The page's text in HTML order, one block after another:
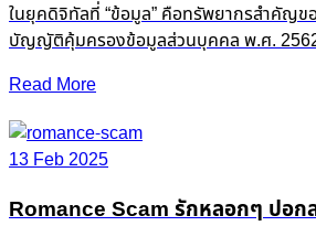
ในยุคดิจิทัลที่ “ข้อมูล” คือทรัพยากรสำคัญข
บัญญัติคุ้มครองข้อมูลส่วนบุคคล พ.ศ.
Read More
13 Feb 2025
Romance Scam รักหลอกๆ ปอก